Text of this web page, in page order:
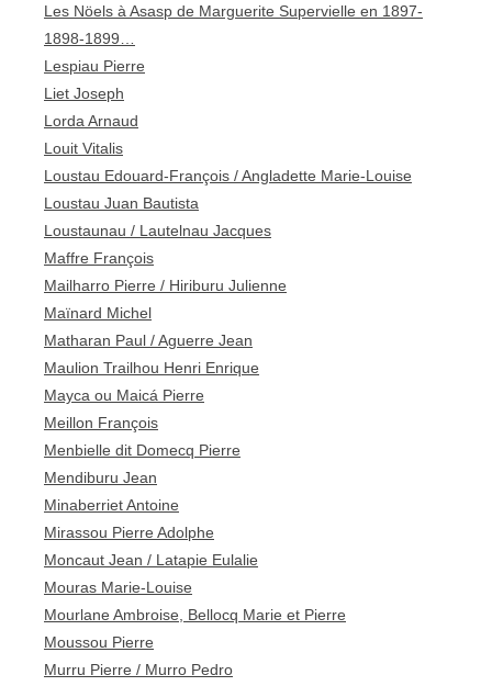
Les Nöels à Asasp de Marguerite Supervielle en 1897-
1898-1899…
Lespiau Pierre
Liet Joseph
Lorda Arnaud
Louit Vitalis
Loustau Edouard-François / Angladette Marie-Louise
Loustau Juan Bautista
Loustaunau / Lautelnau Jacques
Maffre François
Mailharro Pierre / Hiriburu Julienne
Maïnard Michel
Matharan Paul / Aguerre Jean
Maulion Trailhou Henri Enrique
Mayca ou Maicá Pierre
Meillon François
Menbielle dit Domecq Pierre
Mendiburu Jean
Minaberriet Antoine
Mirassou Pierre Adolphe
Moncaut Jean / Latapie Eulalie
Mouras Marie-Louise
Mourlane Ambroise, Bellocq Marie et Pierre
Moussou Pierre
Murru Pierre / Murro Pedro